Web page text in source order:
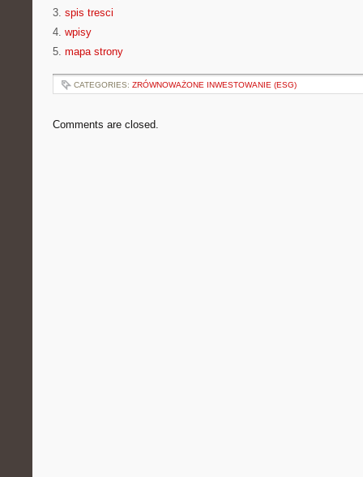
3. spis tresci
4. wpisy
5. mapa strony
CATEGORIES: ZRÓWNOWAŻONE INWESTOWANIE (ESG)
Comments are closed.